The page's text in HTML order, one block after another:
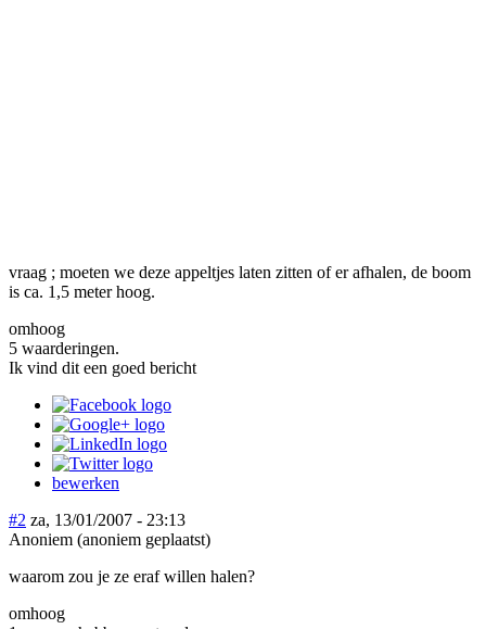
vraag ; moeten we deze appeltjes laten zitten of er afhalen, de boom
is ca. 1,5 meter hoog.
omhoog
5 waarderingen.
Ik vind dit een goed bericht
bewerken
#2 za, 13/01/2007 - 23:13
Anoniem (anoniem geplaatst)
waarom zou je ze eraf willen halen?
omhoog